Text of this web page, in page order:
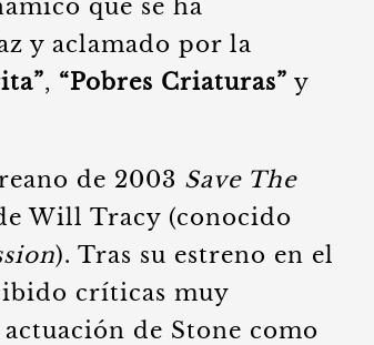
que se ha
y aclamado por la
, “Pobres Criaturas” y
de 2003 Save The
Will Tracy (conocido
). Tras su estreno en el
críticas muy
de Stone como